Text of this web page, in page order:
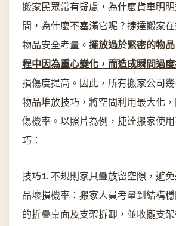
搬家民眾常有疑慮，為什麼貨車明
間，為什麼不塞滿它呢？捷達搬家
物品安全考量。 擺放過於緊密的物
程中因為重心變化，而造成瞬間過
損傷度提高。因此，所有搬家公司
物品堆放技巧，將空間利用最大化
傷機率。以照片為例，捷達搬家使
巧：
技巧1. 不規則家具疊放留空隙，避
品壞損機率：搬家人員考量到結構
的折疊桌面及支架拆卸，並收攏支